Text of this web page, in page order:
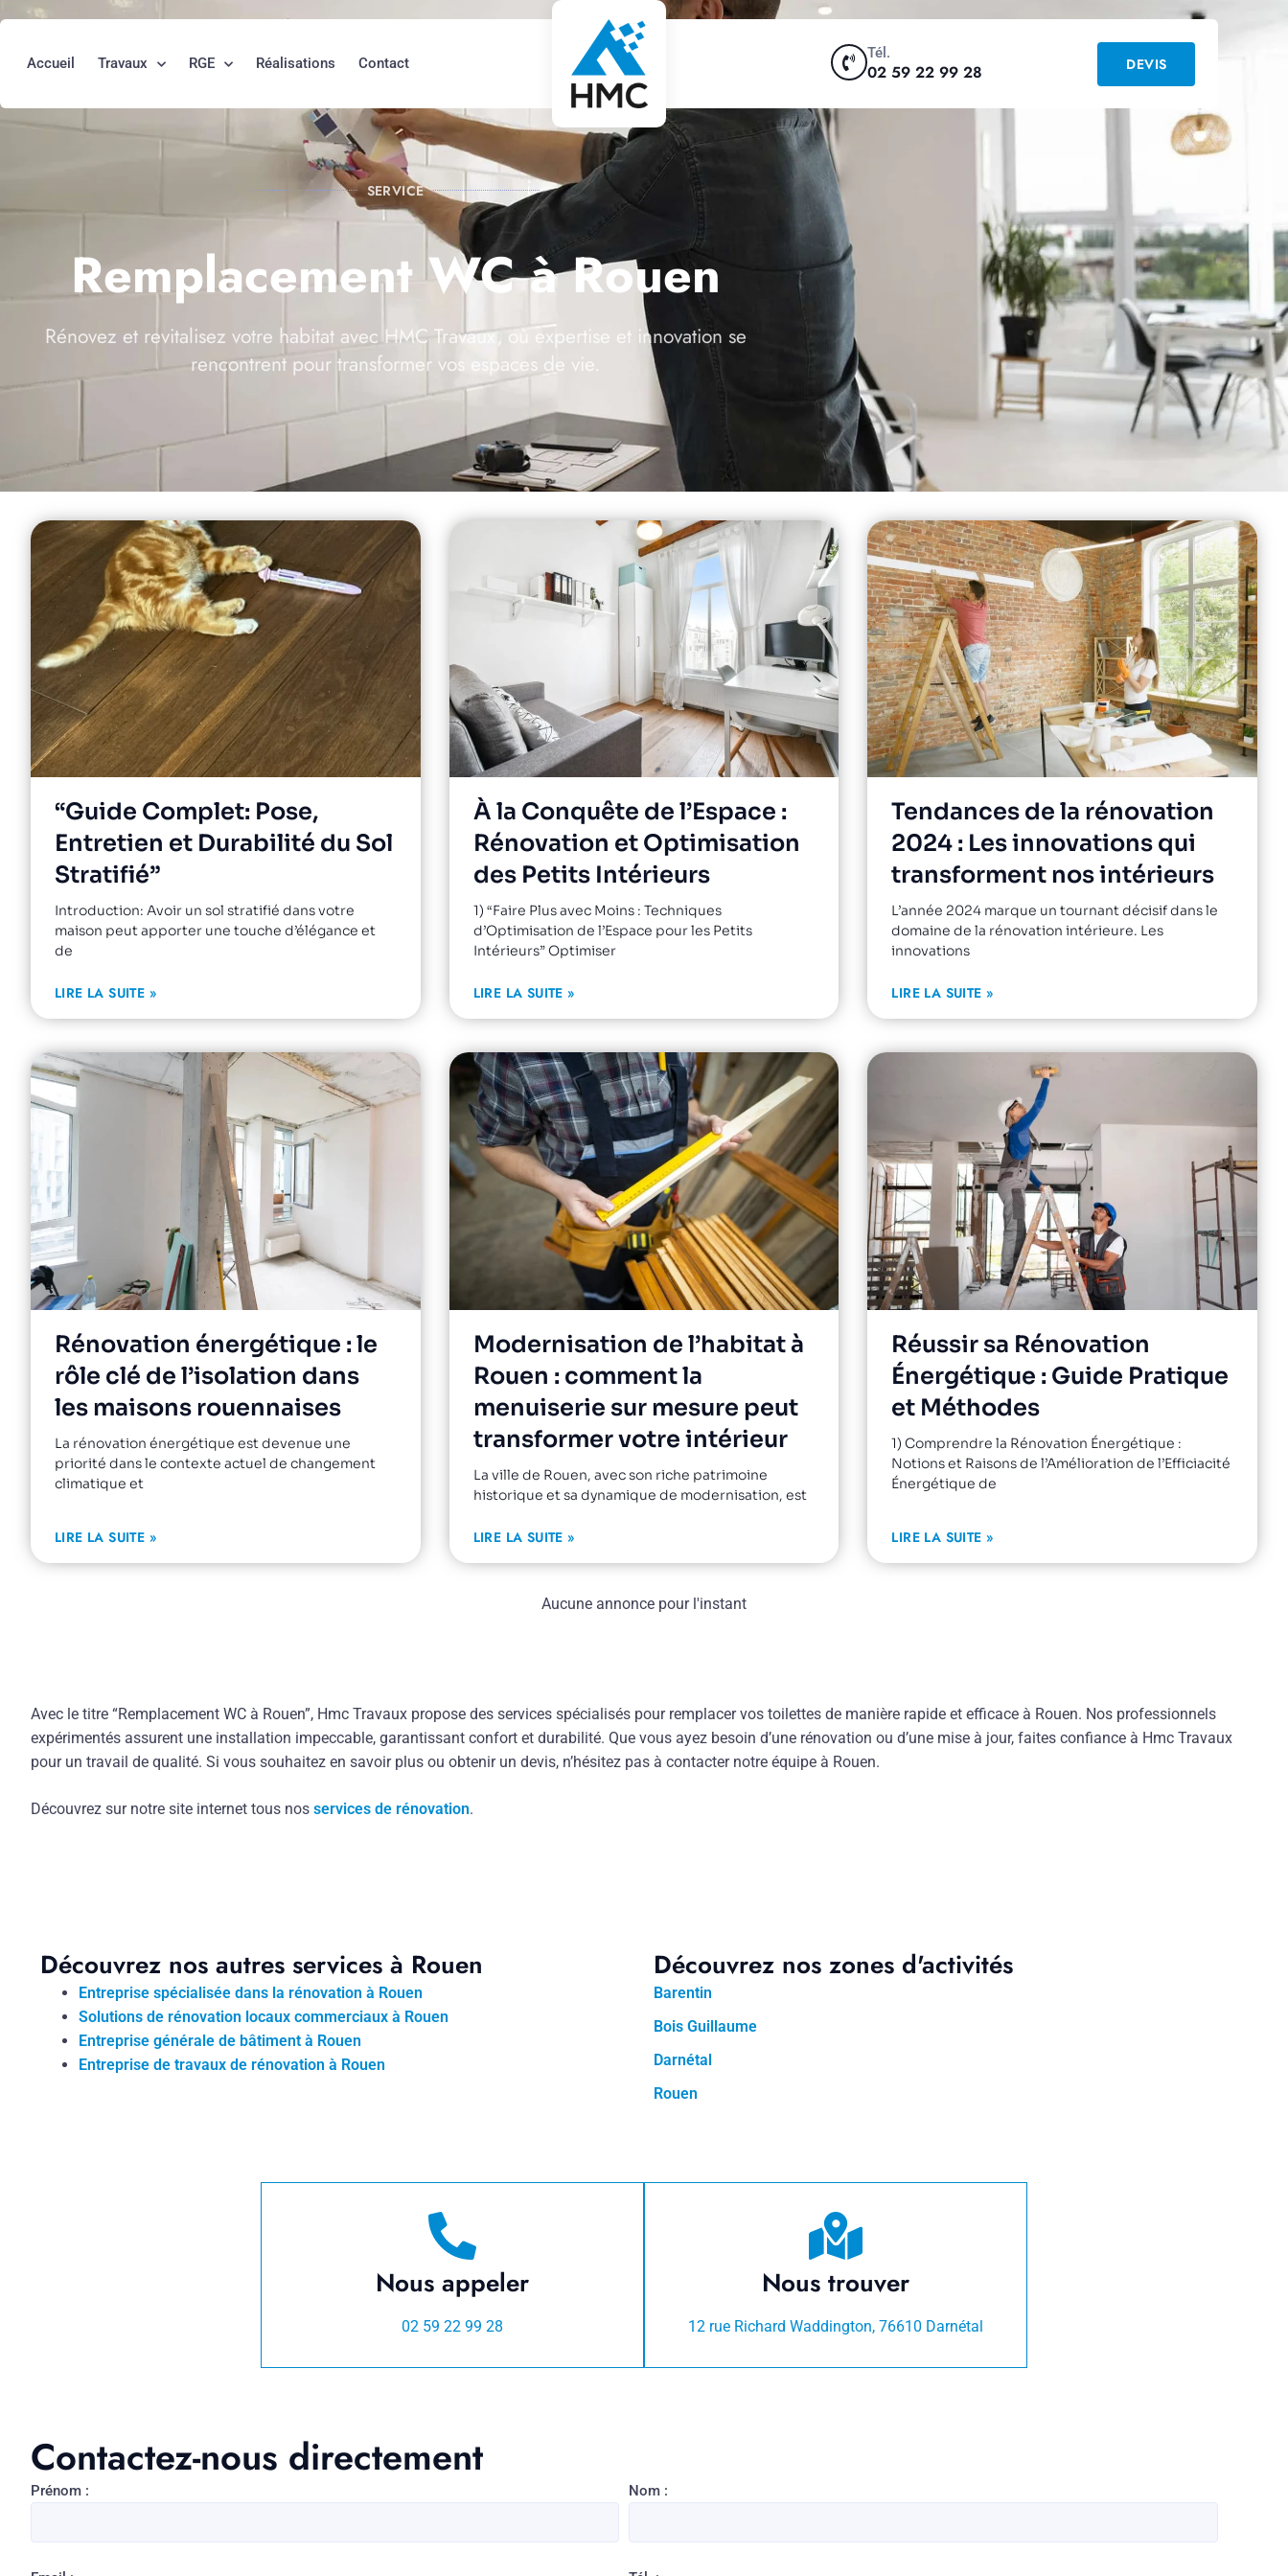
Accueil Travaux RGE Réalisations Contact
Tél.
02 59 22 99 28 DEVIS
SERVICE
Remplacement WC à Rouen
Rénovez et revitalisez votre habitat avec HMC Travaux, où expertise et innovation se
rencontrent pour transformer vos espaces de vie.
“Guide Complet: Pose,
Entretien et Durabilité du Sol
Stratifié”
Introduction: Avoir un sol stratifié dans votre
maison peut apporter une touche d’élégance et
de
LIRE LA SUITE »
À la Conquête de l’Espace :
Rénovation et Optimisation
des Petits Intérieurs
1) “Faire Plus avec Moins : Techniques
d’Optimisation de l’Espace pour les Petits
Intérieurs” Optimiser
LIRE LA SUITE »
Tendances de la rénovation
2024 : Les innovations qui
transforment nos intérieurs
L’année 2024 marque un tournant décisif dans le
domaine de la rénovation intérieure. Les
innovations
LIRE LA SUITE »
Rénovation énergétique : le
rôle clé de l’isolation dans
les maisons rouennaises
La rénovation énergétique est devenue une
priorité dans le contexte actuel de changement
climatique et
LIRE LA SUITE »
Modernisation de l’habitat à
Rouen : comment la
menuiserie sur mesure peut
transformer votre intérieur
La ville de Rouen, avec son riche patrimoine
historique et sa dynamique de modernisation, est
LIRE LA SUITE »
Réussir sa Rénovation
Énergétique : Guide Pratique
et Méthodes
1) Comprendre la Rénovation Énergétique :
Notions et Raisons de l’Amélioration de l’Efficiacité
Énergétique de
LIRE LA SUITE »
Aucune annonce pour l'instant
Avec le titre “Remplacement WC à Rouen”, Hmc Travaux propose des services spécialisés pour remplacer vos toilettes de manière rapide et efficace à Rouen. Nos professionnels
expérimentés assurent une installation impeccable, garantissant confort et durabilité. Que vous ayez besoin d’une rénovation ou d’une mise à jour, faites confiance à Hmc Travaux
pour un travail de qualité. Si vous souhaitez en savoir plus ou obtenir un devis, n’hésitez pas à contacter notre équipe à Rouen.
Découvrez sur notre site internet tous nos services de rénovation.
Découvrez nos autres services à Rouen
Entreprise spécialisée dans la rénovation à Rouen
Solutions de rénovation locaux commerciaux à Rouen
Entreprise générale de bâtiment à Rouen
Entreprise de travaux de rénovation à Rouen
Découvrez nos zones d'activités
Barentin
Bois Guillaume
Darnétal
Rouen
Nous appeler
02 59 22 99 28
Nous trouver
12 rue Richard Waddington, 76610 Darnétal
Contactez-nous directement
Prénom : Nom :